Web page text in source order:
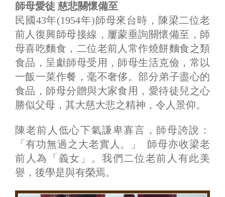
師母愛徒 慈悲關懷備至
民國43年(1954年)師母來台時，陳梁二位老
前人復興師母接線，屢蒙垂詢關懷備至，師
母喜吃麵食，二位老前人常作燒餅麵食之類
食品，呈獻師母受用，師母生活克儉，常以
一飯一菜作餐，毫不奢侈。部分弟子盡心的
食品，師母分贈與大家食用，愛待徒兒之心
勝似父母，其大慈大悲之精神，令人景仰。
陳老前人低心下氣謙卑寡言，師母誇說：
「有功無過之大老實人。」 師母亦收梁老
前人為「義女」。我們二位老前人有此美
譽，後學是與有榮焉。